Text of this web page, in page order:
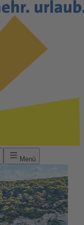
Menü